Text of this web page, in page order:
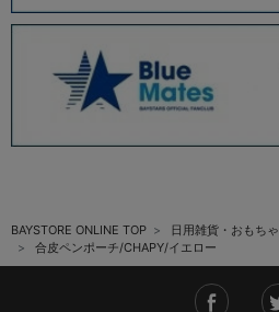
BAYSTORE ONLINE TOP 日用雑貨・おもちゃ
合皮ペンポーチ/CHAPY/イエロー